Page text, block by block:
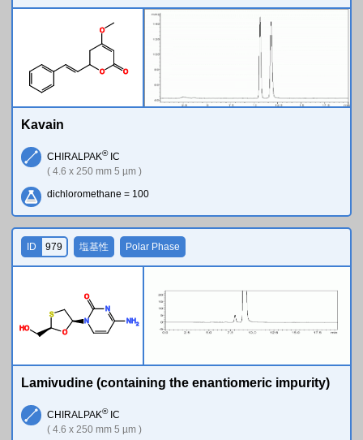
O O
O
Kavain
CHIRALPAK®IC
( 4.6 x 250 mm 5 µm )
dichloromethane = 100
O
S
O
H
N
N
O
N H 2
ID 979 塩基性 Polar Phase
Lamivudine (containing the enantiomeric impurity)
CHIRALPAK®IC
( 4.6 x 250 mm 5 µm )